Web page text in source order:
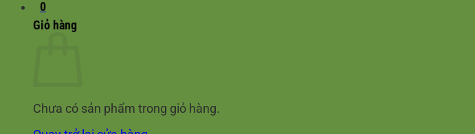
0
Giỏ hàng
Chưa có sản phẩm trong giỏ hàng.